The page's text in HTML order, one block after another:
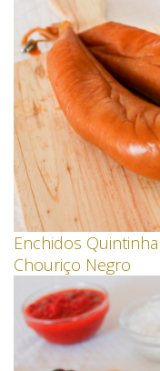
Enchidos
Chouriço Negro